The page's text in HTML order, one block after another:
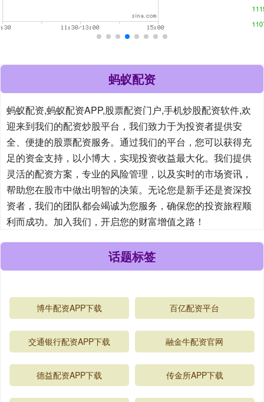
蚂蚁配资
蚂蚁配资,蚂蚁配资APP,股票配资门户,手机炒股配资软件,欢
迎来到我们的配资炒股平台，我们致力于为投资者提供安
全、便捷的股票配资服务。通过我们的平台，您可以获得充
足的资金支持，以小博大，实现投资收益最大化。我们提供
灵活的配资方案，专业的风险管理，以及实时的市场资讯，
帮助您在股市中做出明智的决策。无论您是新手还是资深投
资者，我们的团队都会竭诚为您服务，确保您的投资旅程顺
利而成功。加入我们，开启您的财富增值之路！
话题标签
博牛配资APP下载 百亿配资平台
交通银行配资APP下载 融金牛配资官网
德益配资APP下载 传金所APP下载